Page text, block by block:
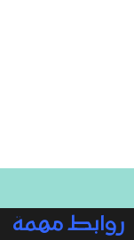
روابط مهمة